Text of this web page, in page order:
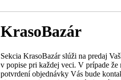
KrasoBazár
Sekcia KrasoBazár slúži na predaj
v popise pri každej veci. V prípade
potvrdení objednávky Vás bude